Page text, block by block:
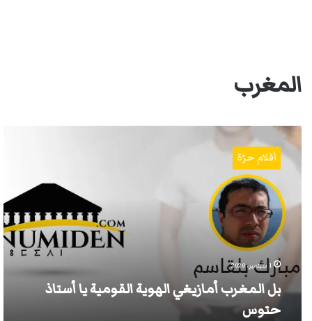
المغرب
بل
المغرب
أمازيغي
القومية
يا
أستاذ
حتوس
أقلام حرّة
1 سبتمبر، 2020
بل المغرب أمازيغي الهوية القومية يا أستاذ
حتوس